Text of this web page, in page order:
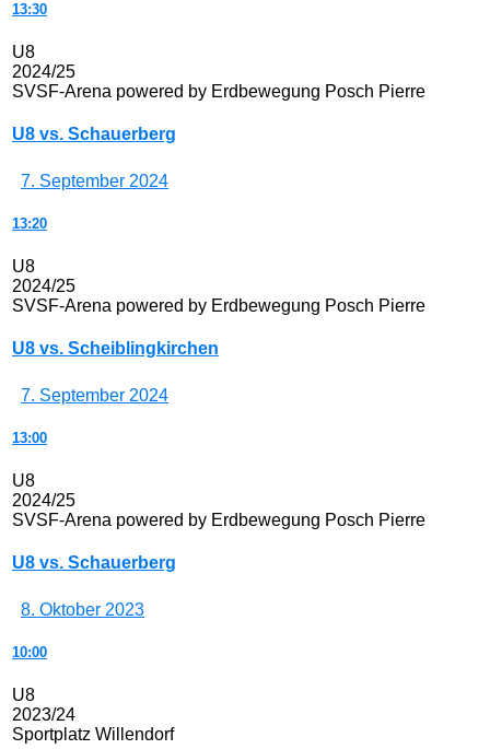
13:30
U8
2024/25
SVSF-Arena powered by Erdbewegung Posch Pierre
U8 vs. Schauerberg
7. September 2024
13:20
U8
2024/25
SVSF-Arena powered by Erdbewegung Posch Pierre
U8 vs. Scheiblingkirchen
7. September 2024
13:00
U8
2024/25
SVSF-Arena powered by Erdbewegung Posch Pierre
U8 vs. Schauerberg
8. Oktober 2023
10:00
U8
2023/24
Sportplatz Willendorf